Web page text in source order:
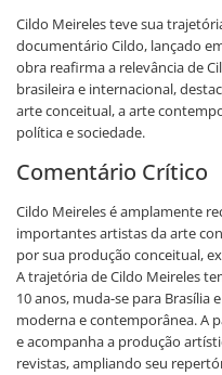
Cildo Meireles teve sua
documentário Cildo, lançado
obra reafirma a relevância de
brasileira e internacional,
arte conceitual, a arte
política e sociedade.
Comentário Crítico
Cildo Meireles é amplamente
importantes artistas da arte
por sua produção conceitual,
A trajetória de Cildo Meireles
10 anos, muda-se para
moderna e contemporânea. A
e acompanha a produção
revistas, ampliando seu